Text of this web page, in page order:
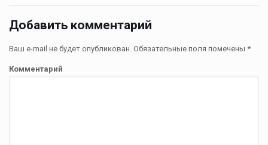
Добавить комментарий
Ваш e-mail не будет опубликован. Обязательные поля помечены *
Комментарий